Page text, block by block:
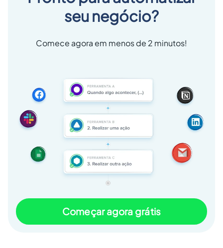
seu negócio?
Comece agora em menos de 2 minutos!
Começar agora grátis